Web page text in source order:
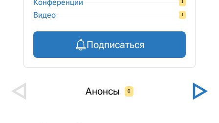
Конференции 1
Видео 1
Подписаться
Анонсы 0